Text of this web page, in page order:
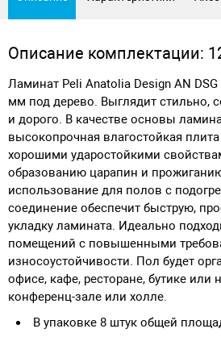
Описание комплектации:
Ламинат Peli Anatolia Design AN DSG
мм под дерево. Выглядит стильно,
и дорого. В качестве основы
высокопрочная влагостойкая плита
хорошими ударостойкими
образованию царапин и
использование для полов с
соединение обеспечит быструю,
укладку ламината. Идеально
помещений с повышенными
износоустойчивости. Пол будет
офисе, кафе, ресторане, бутике или
конференц-зале или холле.
В упаковке 8 штук общей